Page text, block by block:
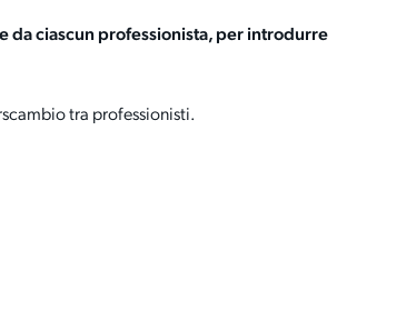
da ciascun professionista, per introdurre
tra professionisti.